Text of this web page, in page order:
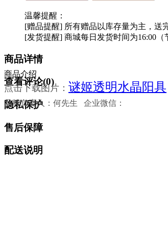
温馨提醒：
[赠品提醒] 所有赠品以库存量为主，送
[发货提醒] 商城每日发货时间为16:00（
商品详情
查看评论(0)
隐私保护
售后保障
配送说明
商品介绍
点击下载图片： 谜姬透明水晶阳具
品牌负责人：何先生 企业微信：